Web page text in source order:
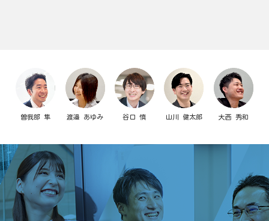
曽我部 隼 渡邉 あゆみ 谷口 慎 山川 健太郎 大西 秀和